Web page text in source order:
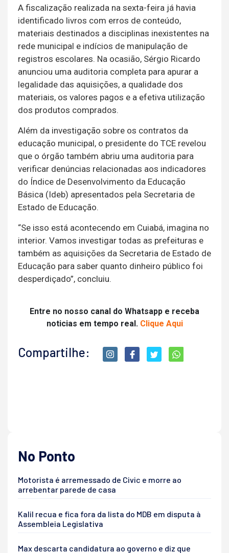
A fiscalização realizada na sexta-feira já havia
identificado livros com erros de conteúdo,
materiais destinados a disciplinas inexistentes na
rede municipal e indícios de manipulação de
registros escolares. Na ocasião, Sérgio Ricardo
anunciou uma auditoria completa para apurar a
legalidade das aquisições, a qualidade dos
materiais, os valores pagos e a efetiva utilização
dos produtos comprados.
Além da investigação sobre os contratos da
educação municipal, o presidente do TCE revelou
que o órgão também abriu uma auditoria para
verificar denúncias relacionadas aos indicadores
do Índice de Desenvolvimento da Educação
Básica (Ideb) apresentados pela Secretaria de
Estado de Educação.
“Se isso está acontecendo em Cuiabá, imagina no
interior. Vamos investigar todas as prefeituras e
também as aquisições da Secretaria de Estado de
Educação para saber quanto dinheiro público foi
desperdiçado”, concluiu.
Entre no nosso canal do Whatsapp e receba
noticias em tempo real. Clique Aqui
Compartilhe:
No Ponto
Motorista é arremessado de Civic e morre ao
arrebentar parede de casa
Kalil recua e fica fora da lista do MDB em disputa à
Assembleia Legislativa
Max descarta candidatura ao governo e diz que